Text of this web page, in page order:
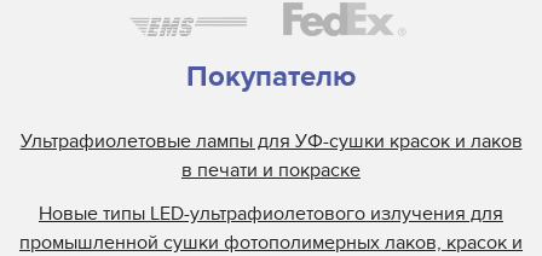
Покупателю
Ультрафиолетовые лампы для УФ-сушки красок и лаков
в печати и покраске
Новые типы LED-ультрафиолетового излучения для
промышленной сушки фотополимерных лаков, красок и